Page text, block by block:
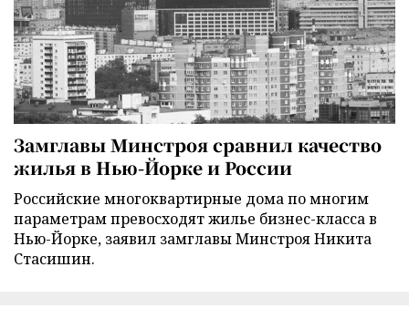
Замглавы Минстроя сравнил качество
жилья в Нью-Йорке и России
Российские многоквартирные дома по многим
параметрам превосходят жилье бизнес-класса в
Нью-Йорке, заявил замглавы Минстроя Никита
Стасишин.